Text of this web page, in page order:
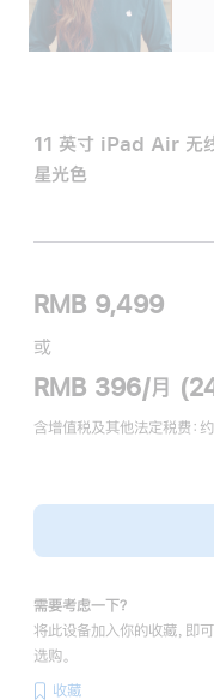
11 英寸 iPad Air 无
星光色
RMB 9,499
或
RMB 396/月
含增值税及其他法定税费 ：
需要考虑一下？
将此设备加入你的收藏，即
选购。
收藏